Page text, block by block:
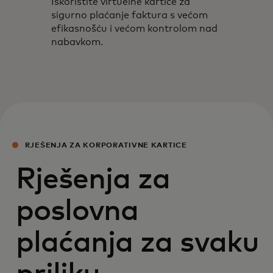
sigurno plaćanje faktura s većom
efikasnošću i većom kontrolom nad
nabavkom.
RJEŠENJA ZA KORPORATIVNE KARTICE
Rješenja za
poslovna
plaćanja za svaku